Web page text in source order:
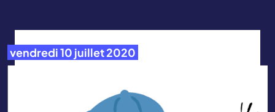
vendredi 10 juillet 2020